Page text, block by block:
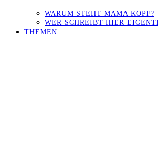
WARUM STEHT MAMA KOPF?
WER SCHREIBT HIER
THEMEN